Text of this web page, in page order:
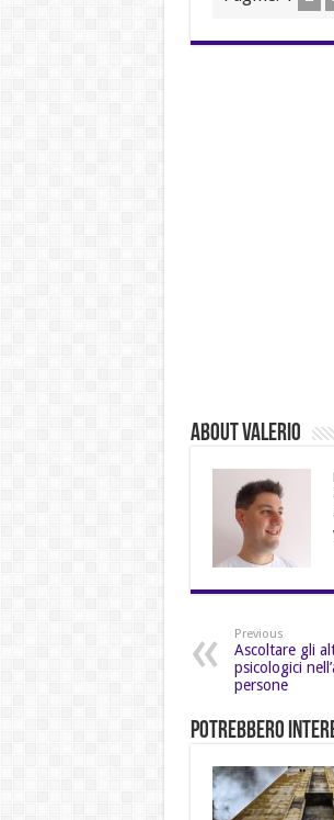
About Valerio
Previous
Ascoltare gli
psicologici
persone
Potrebbero